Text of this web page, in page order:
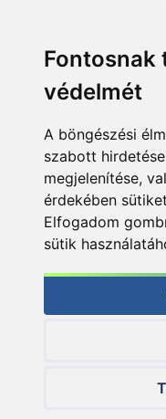
Fontosnak
védelmét
A böngészési
szabott
megjelenítése,
érdekében
Elfogadom
sütik